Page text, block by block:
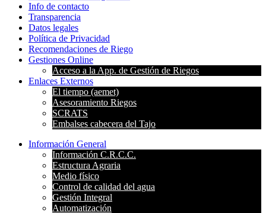
Info de contacto
Transparencia
Datos legales
Política de Privacidad
Recomendaciones de Riego
Gestiones Online
Acceso a la App. de Gestión de Riegos
Enlaces Externos
El tiempo (aemet)
Asesoramiento Riegos
SCRATS
Embalses cabecera del Tajo
Información General
Información C.R.C.C.
Estructura Agraria
Medio físico
Control de calidad del agua
Gestión Integral
Automatización